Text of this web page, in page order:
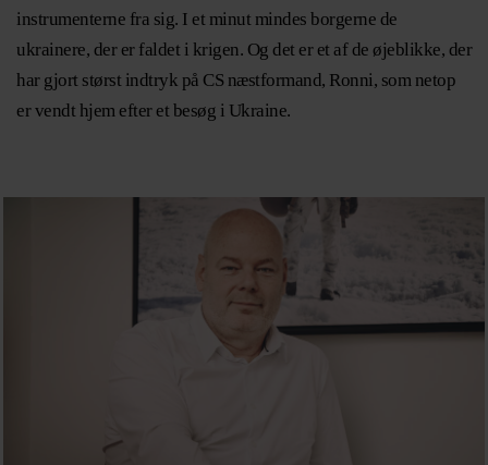
instrumenterne fra sig. I et minut mindes borgerne de
ukrainere, der er faldet i krigen. Og det er et af de øjeblikke, der
har gjort størst indtryk på CS næstformand, Ronni, som netop
er vendt hjem efter et besøg i Ukraine.